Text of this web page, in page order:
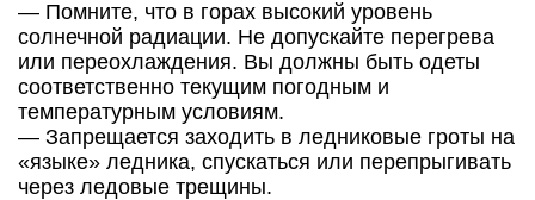
— Помните, что в горах высокий уровень
солнечной радиации. Не допускайте перегрева
или переохлаждения. Вы должны быть одеты
соответственно текущим погодным и
температурным условиям.
— Запрещается заходить в ледниковые гроты на
«языке» ледника, спускаться или перепрыгивать
через ледовые трещины.